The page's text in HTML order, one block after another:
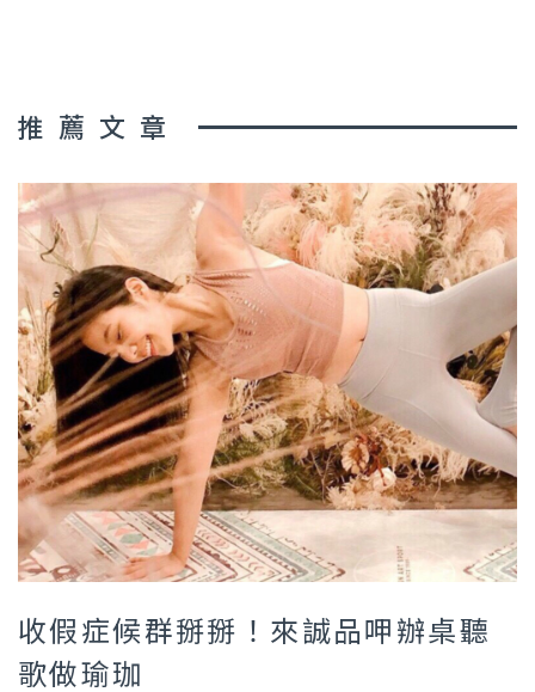
推薦文章
收假症候群掰掰！來誠品呷辦桌聽
歌做瑜珈